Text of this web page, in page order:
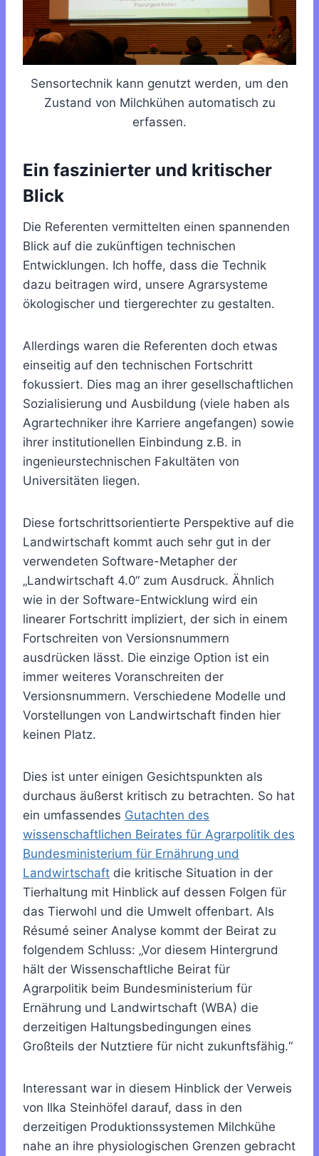
Sensortechnik kann genutzt werden, um den
Zustand von Milchkühen automatisch zu
erfassen.
Ein faszinierter und kritischer
Blick
Die Referenten vermittelten einen spannenden
Blick auf die zukünftigen technischen
Entwicklungen. Ich hoffe, dass die Technik
dazu beitragen wird, unsere Agrarsysteme
ökologischer und tiergerechter zu gestalten.
Allerdings waren die Referenten doch etwas
einseitig auf den technischen Fortschritt
fokussiert. Dies mag an ihrer gesellschaftlichen
Sozialisierung und Ausbildung (viele haben als
Agrartechniker ihre Karriere angefangen) sowie
ihrer institutionellen Einbindung z.B. in
ingenieurstechnischen Fakultäten von
Universitäten liegen.
Diese fortschrittsorientierte Perspektive auf die
Landwirtschaft kommt auch sehr gut in der
verwendeten Software-Metapher der
„Landwirtschaft 4.0“ zum Ausdruck. Ähnlich
wie in der Software-Entwicklung wird ein
linearer Fortschritt impliziert, der sich in einem
Fortschreiten von Versionsnummern
ausdrücken lässt. Die einzige Option ist ein
immer weiteres Voranschreiten der
Versionsnummern. Verschiedene Modelle und
Vorstellungen von Landwirtschaft finden hier
keinen Platz.
Dies ist unter einigen Gesichtspunkten als
durchaus äußerst kritisch zu betrachten. So hat
ein umfassendes Gutachten des
wissenschaftlichen Beirates für Agrarpolitik des
Bundesministerium für Ernährung und
Landwirtschaft die kritische Situation in der
Tierhaltung mit Hinblick auf dessen Folgen für
das Tierwohl und die Umwelt offenbart. Als
Résumé seiner Analyse kommt der Beirat zu
folgendem Schluss: „Vor diesem Hintergrund
hält der Wissenschaftliche Beirat für
Agrarpolitik beim Bundesministerium für
Ernährung und Landwirtschaft (WBA) die
derzeitigen Haltungsbedingungen eines
Großteils der Nutztiere für nicht zukunftsfähig.“
Interessant war in diesem Hinblick der Verweis
von Ilka Steinhöfel darauf, dass in den
derzeitigen Produktionssystemen Milchkühe
nahe an ihre physiologischen Grenzen gebracht